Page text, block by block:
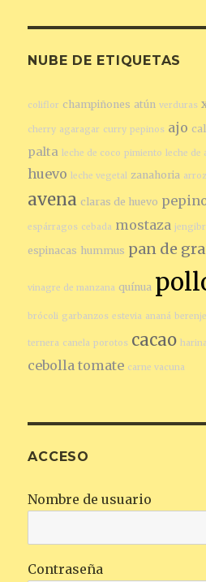
NUBE DE ETIQUETAS
coliflor champiñones atún verduras
cherry agaragar curry pepinos ajo
palta leche de coco pimiento leche de
huevo leche vegetal zanahoria arroz
avena claras de huevo
espárragos cebada mostaza
espinacas hummus pan de
vinagre de manzana quínua
brócoli garbanzos estevia ananá
ternera canela porotos cacao
cebolla tomate carne vacuna
ACCESO
Nombre de usuario
Contraseña